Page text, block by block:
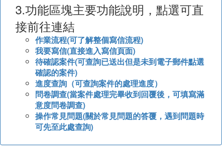
3.功能區塊主要功能說明，點選可直
接前往連結
作業流程(可了解整個寫信流程)
我要寫信(直接進入寫信頁面)
待確認案件(可查詢已送出但是未到電子郵件點選
確認的案件)
進度查詢（可查詢案件的處理進度）
問卷調查(當案件處理完畢收到回覆後，可填寫滿
意度問卷調查)
操作常見問題(關於常見問題的答覆，遇到問題時
可先至此處查詢)